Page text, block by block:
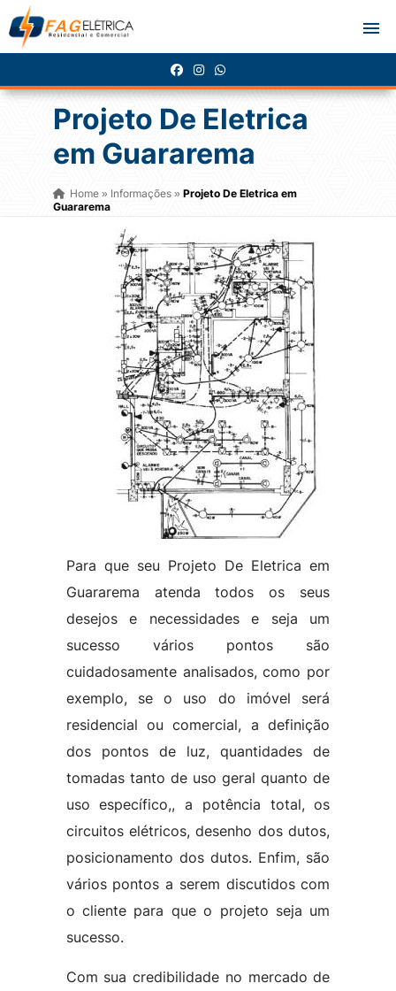
Projeto De Eletrica
em Guararema
Home» Informações » Projeto De Eletrica em
Guararema
Para que seu Projeto De Eletrica em
Guararema atenda todos os seus
desejos e necessidades e seja um
sucesso vários pontos são
cuidadosamente analisados, como por
exemplo, se o uso do imóvel será
residencial ou comercial, a definição
dos pontos de luz, quantidades de
tomadas tanto de uso geral quanto de
uso específico,, a potência total, os
circuitos elétricos, desenho dos dutos,
posicionamento dos dutos. Enfim, são
vários pontos a serem discutidos com
o cliente para que o projeto seja um
sucesso.
Com sua credibilidade no mercado de